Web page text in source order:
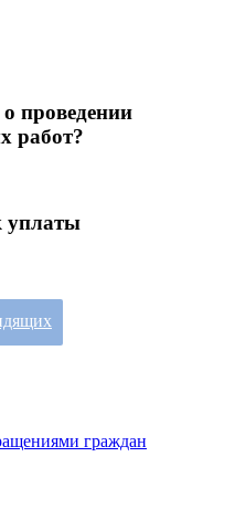
проведении
работ?
уплаты
граждан